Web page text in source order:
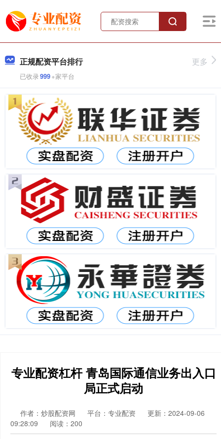
正规配资平台排行
已收录999+家平台
更多
专业配资杠杆 青岛国际通信业务出入口
局正式启动
作者：炒股配资网 平台：专业配资
更新：2024-09-06
09:28:09
阅读：200